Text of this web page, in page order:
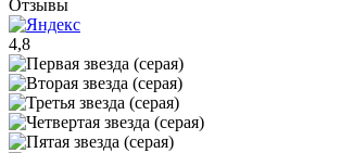
Отзывы
4,8